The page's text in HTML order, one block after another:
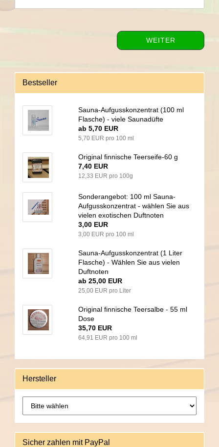
WEITER
Bestseller
Sauna-Aufgusskonzentrat (100 ml
Flasche) - viele Saunadüfte
ab 5,70 EUR
5,70 EUR pro 100 ml
Original finnische Teerseife-60 g
7,40 EUR
12,33 EUR pro 100g
Sonderangebot: 100 ml Sauna-
Aufgusskonzentrat - wählen Sie aus
vielen exotischen Duftnoten
3,00 EUR
3,00 EUR pro 100 ml
Sauna-Aufgusskonzentrat (1 Liter
Flasche) - Wählen Sie aus vielen
Duftnoten
ab 25,00 EUR
25,00 EUR pro Liter
Original finnische Teersalbe - 55 ml
Dose
35,70 EUR
64,91 EUR pro 100 ml
Hersteller
Sicher zahlen mit PayPal